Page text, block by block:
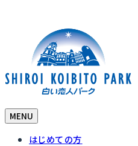
MENU
はじめての方